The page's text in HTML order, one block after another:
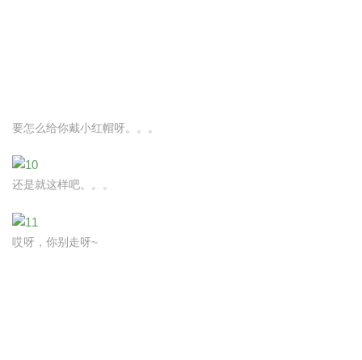
要怎么给你戴小红帽呀。。。
还是就这样吧。。。
哎呀，你别走呀~